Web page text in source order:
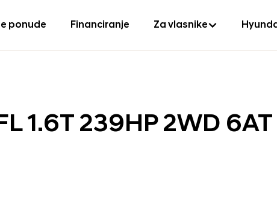
ponude Financiranje Za vlasnike
1.6T 239HP 2WD 6AT